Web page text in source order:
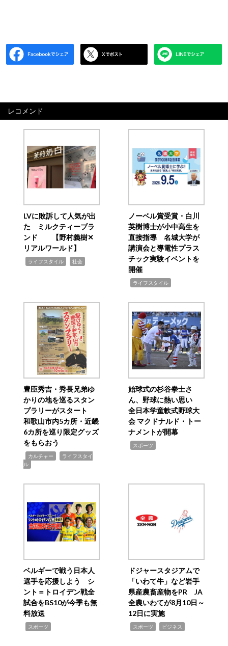
レコメンド
LVに敗訴して人気が出
た ミルクティーブラ
ンド 【野村義樹✕
リアルワールド】
ライフスタイル 社会
ノーベル賞受賞・白川
英樹博士が小中高生を
直接指導 名城大学が
講演会と導電性プラス
チック実験イベントを
開催
ライフスタイル
豊臣秀吉・秀長兄弟ゆ
かりの地を巡るスタン
プラリーがスタート
和歌山市内5カ所・近畿
6カ所を巡り限定グッズ
をもらおう
カルチャー
ライフスタイ
ル
始球式の杉谷拳士さ
ん、野球に熱い思い
全日本学童軟式野球大
会 マクドナルド・トー
ナメントが開幕
スポーツ
ベルギーで戦う日本人
選手を応援しよう シ
ント＝トロイデン戦全
試合をBS10が今季も無
料放送
スポーツ
ドジャースタジアムで
「いわて牛」など岩手
県産農畜産物をPR JA
全農いわてが8月10日～
12日に実施
スポーツ ビジネス